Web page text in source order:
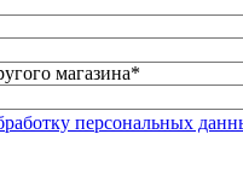
магазина*
персональных